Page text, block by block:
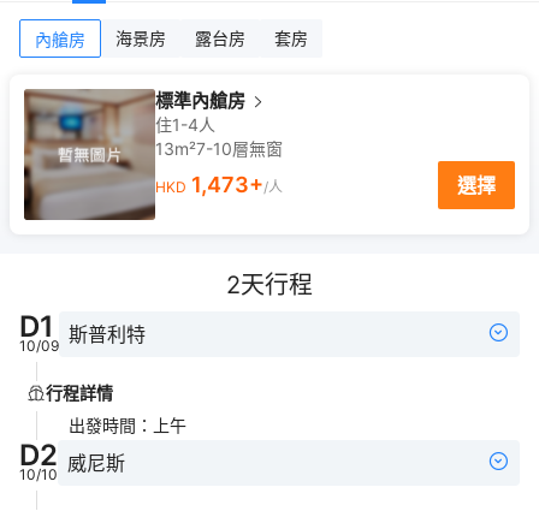
內艙房 海景房 露台房 套房
標準內艙房
住1-4人
13m²7-10層無窗
HKD 1,473+/人 選擇
2天行程
D1
10/09 斯普利特
行程詳情
出發時間 ： 上午
D2
10/10 威尼斯